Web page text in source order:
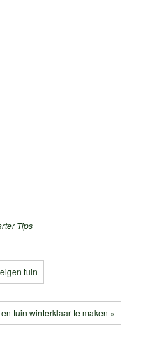
Tips
tuin
tuin winterklaar te maken »